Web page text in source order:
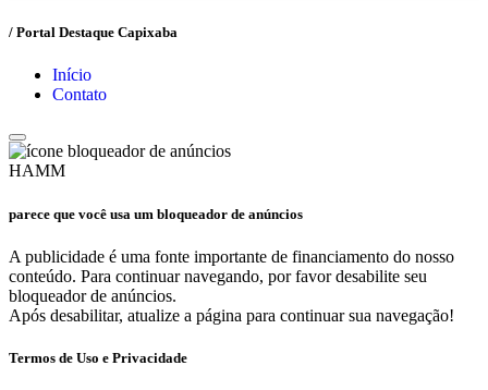
/ Portal Destaque Capixaba
Início
Contato
HAMM
parece que você usa um bloqueador de anúncios
A publicidade é uma fonte importante de financiamento do nosso
conteúdo. Para continuar navegando, por favor desabilite seu
bloqueador de anúncios.
Após desabilitar, atualize a página para continuar sua navegação!
Termos de Uso e Privacidade